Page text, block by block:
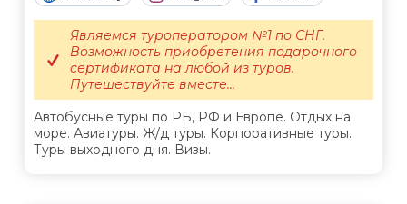
Автобусные туры по РБ, РФ и Европе. Отдых на
море. Авиатуры. Ж/д туры. Корпоративные туры.
Туры выходного дня. Визы.
Являемся туроператором №1 по СНГ.
Возможность приобретения подарочного
сертификата на любой из туров.
Путешествуйте вместе...